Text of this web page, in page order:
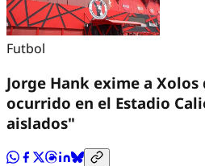
Futbol
Jorge Hank exime a
ocurrido en el Estadio
aislados"